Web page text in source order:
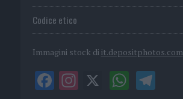
Codice etico
Immagini stock di it.depositphotos.com